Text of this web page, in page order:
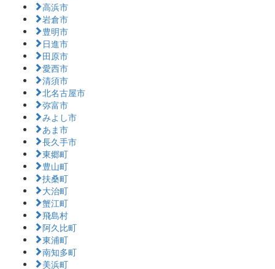
高浜市
岩倉市
豊明市
日進市
田原市
愛西市
清須市
北名古屋市
弥富市
みよし市
あま市
長久手市
東郷町
豊山町
扶桑町
大治町
蟹江町
飛島村
阿久比町
東浦町
南知多町
美浜町